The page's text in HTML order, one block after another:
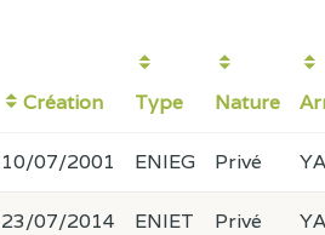
Création Type Nature
10/07/2001 ENIEG Privé
23/07/2014 ENIET Privé